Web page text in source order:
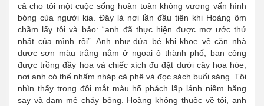
cả cho tôi một cuộc sống hoàn toàn không vương vấn hình
bóng của người kia. Đây là nơi lần đầu tiên khi Hoàng ôm
chầm lấy tôi và bảo: “anh đã thực hiện được mơ ước thứ
nhất của mình rồi”. Anh như đứa bé khi khoe về căn nhà
được sơn màu trắng nằm ở ngoại ô thành phố, ban công
được trồng đầy hoa và chiếc xích đu đặt dưới cây hoa hòe,
nơi anh có thể nhấm nháp cà phê và đọc sách buổi sáng. Tôi
nhìn thấy trong đôi mắt màu hổ phách lấp lánh niềm hăng
say và đam mê cháy bỏng. Hoàng không thuộc về tôi, anh